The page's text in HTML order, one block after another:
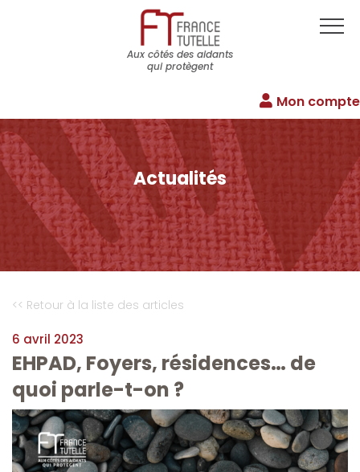
Aux côtés des aidants
qui protègent
Mon compte
Actualités
<< Retour à la liste des articles
6 avril 2023
EHPAD, Foyers, résidences… de
quoi parle-t-on ?